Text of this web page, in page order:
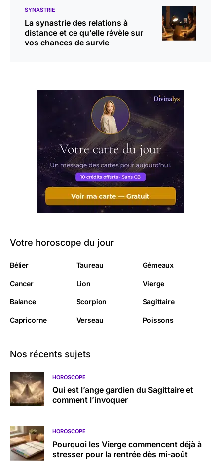
SYNASTRIE
La synastrie des relations à
distance et ce qu’elle révèle sur
vos chances de survie
Votre horoscope du jour
Bélier Taureau Gémeaux
Cancer Lion Vierge
Balance Scorpion Sagittaire
Capricorne Verseau Poissons
Nos récents sujets
HOROSCOPE
Qui est l’ange gardien du Sagittaire et
comment l’invoquer
HOROSCOPE
Pourquoi les Vierge commencent déjà à
stresser pour la rentrée dès mi-août